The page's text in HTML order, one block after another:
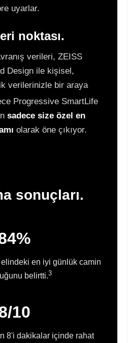
uyarlar.
noktası.
verileri, ZEISS
Design ile kişisel,
verilerinizle bir araya
Progressive SmartLife
sadece size özel en
olarak öne çıkıyor.
sonuçları.
elindeki en iyi günlük camin
belirtti.3
10
8'i dakikalar içinde rahat